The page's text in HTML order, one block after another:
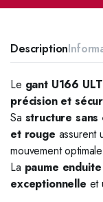
Description
Le gant U166
précision et
Sa structure sans
et rouge assurent
mouvement optimale.
La paume
exceptionnelle et